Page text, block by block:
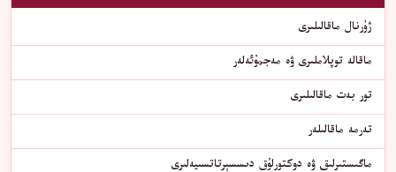
ژۇرنال ماقالىلىرى
ماقالە توپلاملىرى ۋە مەجمۇئەلەر
تور بەت ماقالىلىرى
تەرمە ماقالىلەر
ماگىستىرلىق ۋە دوكتورلۇق دىسسېرتاتسىيەلىرى